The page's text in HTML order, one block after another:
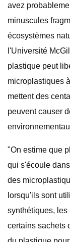
avez
minuscules
écosystèmes
l'Université
plastique peut
microplastiques
mettent des
peuvent causer
"On estime que
qui s'écoule
des
lorsqu'ils sont
synthétiques, les
certains sachets